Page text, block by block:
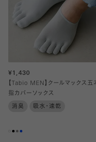
¥1,430
【Tabio MEN】クールマックス五
指カバーソックス
消臭 吸水・速乾